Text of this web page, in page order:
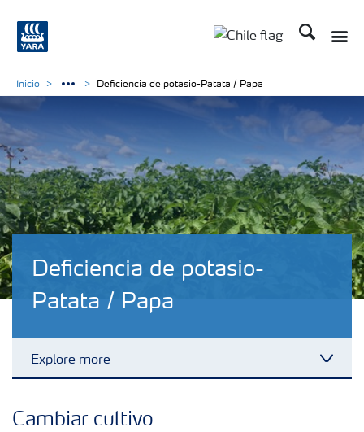
Buscar
Deficiencia de potasio-
Patata / Papa
Explore more
Inicio Deficiencia de potasio-Patata / Papa
Cambiar cultivo